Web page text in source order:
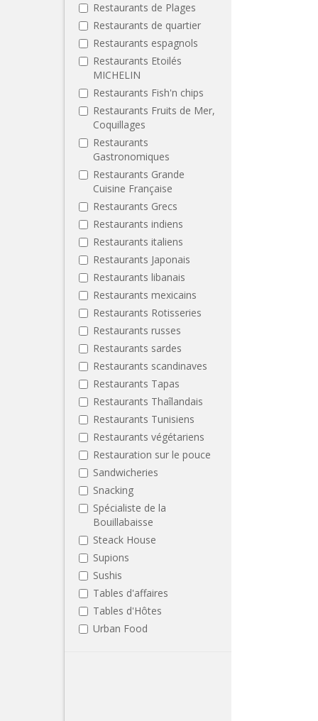
Restaurants de Plages
Restaurants de quartier
Restaurants espagnols
Restaurants Etoilés
MICHELIN
Restaurants Fish'n chips
Restaurants Fruits de Mer,
Coquillages
Restaurants
Gastronomiques
Restaurants Grande
Cuisine Française
Restaurants Grecs
Restaurants indiens
Restaurants italiens
Restaurants Japonais
Restaurants libanais
Restaurants mexicains
Restaurants Rotisseries
Restaurants russes
Restaurants sardes
Restaurants scandinaves
Restaurants Tapas
Restaurants Thaîlandais
Restaurants Tunisiens
Restaurants végétariens
Restauration sur le pouce
Sandwicheries
Snacking
Spécialiste de la
Bouillabaisse
Steack House
Supions
Sushis
Tables d'affaires
Tables d'Hôtes
Urban Food